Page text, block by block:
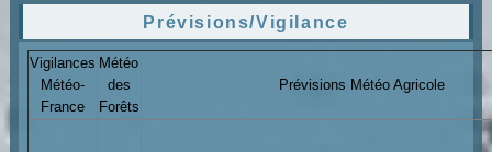
Prévisions/Vigilance
Vigilances
Météo-
France
Météo
des
Forêts
Prévisions Météo Agricole